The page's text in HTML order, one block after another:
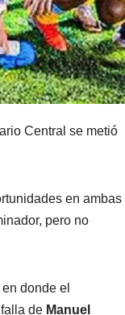
Central se metió
en ambas
pero no
donde el
de Manuel